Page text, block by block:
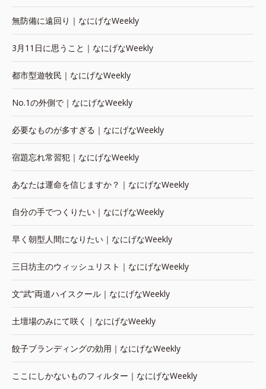
無防備に遠回り｜なにげなWeekly
3月11日に思うこと｜なにげなWeekly
都市型遊牧民｜なにげなWeekly
No.1の外側で｜なにげなWeekly
必要なものが多すぎる｜なにげなWeekly
宿題忘れ常習犯｜なにげなWeekly
あなたは運命を信じますか？｜なにげなWeekly
自分の手でつくりたい｜なにげなWeekly
早く朝型人間になりたい｜なにげなWeekly
三日坊主のウィッシュリスト｜なにげなWeekly
文“武”両道ハイスクール｜なにげなWeekly
土壇場のみにて咲く｜なにげなWeekly
餃子ブランディングの効用｜なにげなWeekly
ここにしかないものフィルター｜なにげなWeekly